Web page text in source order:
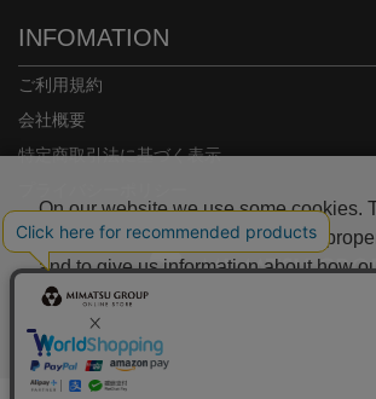
INFOMATION
ご利用規約
会社概要
特定商取引法に基づく表示
On our website we use some cookies.
are necessary for our site to work
and to give us information about how
is used.
Deny